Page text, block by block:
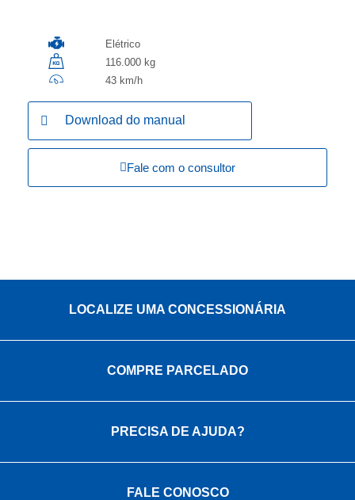
Elétrico
116.000 kg
43 km/h
Download do manual
Fale com o consultor
LOCALIZE UMA CONCESSIONÁRIA
COMPRE PARCELADO
PRECISA DE AJUDA?
FALE CONOSCO